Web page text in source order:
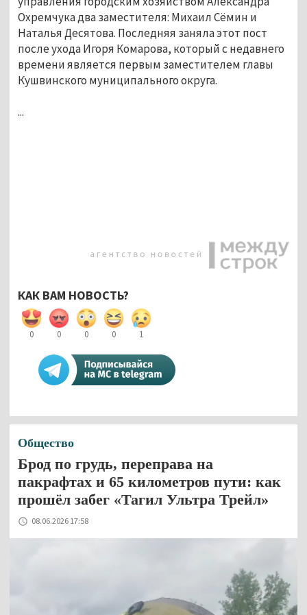
Охремчука два заместителя: Михаил Сёмин и
Наталья Десятова. Последняя заняла этот пост
после ухода Игоря Комарова, который с недавнего
времени является первым заместителем главы
Кушвинского муниципального округа.
...
КАК ВАМ НОВОСТЬ?
0 0 0 0 1
Общество
Брод по грудь, переправа на
пакрафтах и 65 километров пути: как
прошёл забег «Тагил Ультра Трейл»
08.06.2026 17:58